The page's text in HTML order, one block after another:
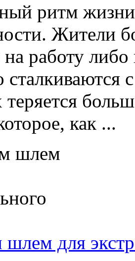
ритм жизни
Жители
на работу
сталкиваются
как ...
для